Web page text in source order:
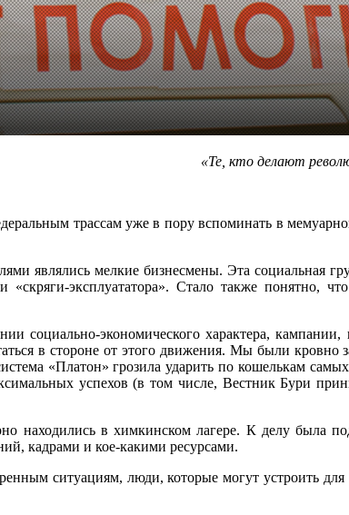
«Те, кто делают
трассам уже в пору вспоминать в
являлись мелкие бизнесмены. Эта социальная
эксплуататора». Стало также понятно,
экономического характера,
в стороне от этого движения. Мы были кровно
«Платон» грозила ударить по кошелькам
успехов (в том числе, Вестник Бури
находились в химкинском лагере. К делу была
кадрами и кое-какими ресурсами.
ситуациям, люди, которые могут устроить